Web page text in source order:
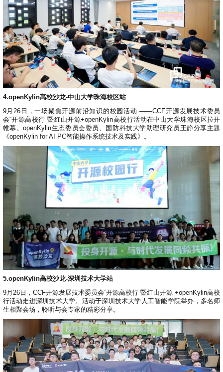
4.openKylin高校沙龙-中山大学珠海校区站
9月26日，一场聚焦开源前沿知识的校园活动 ——CCF开源发展技术委员
会“开源高校行”暨红山开源+openKylin高校行活动在中山大学珠海校区拉开
帷幕。openKylin生态委员会委员、国防科技大学助理研究员王静分享主题
《openKylin for AI PC智能操作系统技术及实践》。
5.openKylin高校沙龙-深圳技术大学站
9月26日，CCF开源发展技术委员会”开源高校行”暨红山开源 +openKylin高校
行活动走进深圳技术大学。活动于深圳技术大学人工智能学院举办，多名师
生相聚会场，聆听与会专家的精彩分享。